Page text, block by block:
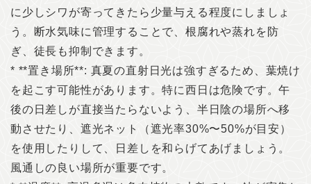
に少しシワが寄ってきたら少量与える程度にしましょ
う。断水気味に管理することで、根腐れや蒸れを防
ぎ、徒長も抑制できます。
* **置き場所**: 真夏の直射日光は強すぎるため、葉焼け
を起こす可能性があります。特に西日は危険です。午
後の日差しが直接当たらないよう、半日陰の場所へ移
動させたり、遮光ネット（遮光率30%〜50%が目安）
を使用したりして、日差しを和らげてあげましょう。
風通しの良い場所が重要です。